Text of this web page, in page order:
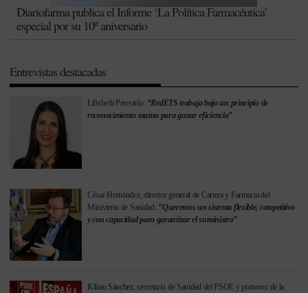
Diariofarma publica el Informe ‘La Política Farmacéutica’
especial por su 10º aniversario
Entrevistas destacadas
Lilisbeth Perestelo: “RedETS trabaja bajo un principio de
reconocimiento mutuo para ganar eficiencia”
César Hernández, director general de Cartera y Farmacia del
Ministerio de Sanidad: “Queremos un sistema flexible, competitivo
y con capacidad para garantizar el suministro”
Kilian Sánchez, secretario de Sanidad del PSOE y portavoz de la